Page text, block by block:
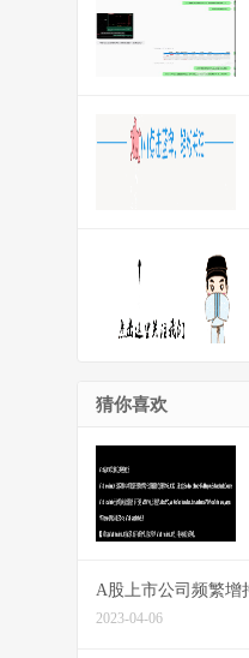
猜你喜欢
A股上市公司频繁增
2023-04-06